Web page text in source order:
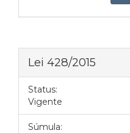
Lei 428/2015
Status:
Vigente
Súmula: